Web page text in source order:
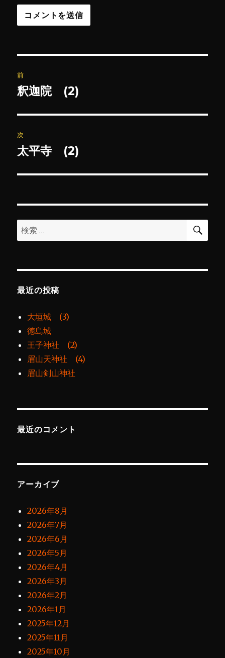
稿
ビ
ゲ
ー
ン
前
前
投
稿:
釈迦院 (2)
次
次
投
太平寺 (2)
検
索:
検
最近の投稿
大垣城 (3)
徳島城
王子神社 (2)
眉山天神社 (4)
眉山剣山神社
最近のコメント
アーカイブ
2026年8月
2026年7月
2026年6月
2026年5月
2026年4月
2026年3月
2026年2月
2026年1月
2025年12月
2025年11月
2025年10月